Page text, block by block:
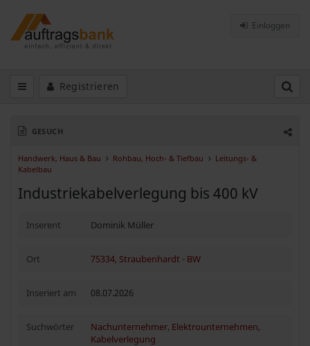
Einloggen
Registrieren
GESUCH
Handwerk, Haus & Bau Rohbau, Hoch- & Tiefbau
Leitungs- &
Kabelbau
Industriekabelverlegung bis 400 kV
Inserent Dominik Müller
Ort 75334, Straubenhardt - BW
Inseriert am 08.07.2026
Suchwörter Nachunternehmer, Elektrounternehmen,
Kabelverlegung